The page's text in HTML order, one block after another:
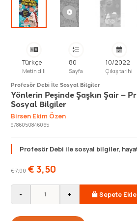
Türkçe
Metin dili
80
Sayfa
10/2022
Çıkış tarihi
Profesör Debi İle Sosyal Bilgiler
Yönlerin Peşinde Şaşkın Şair –
Sosyal Bilgiler
Birsen Ekim Özen
9786050846065
Profesör Debi ile sosyal bilgiler,
€7,00 €3,50
- + Sepete Ekle